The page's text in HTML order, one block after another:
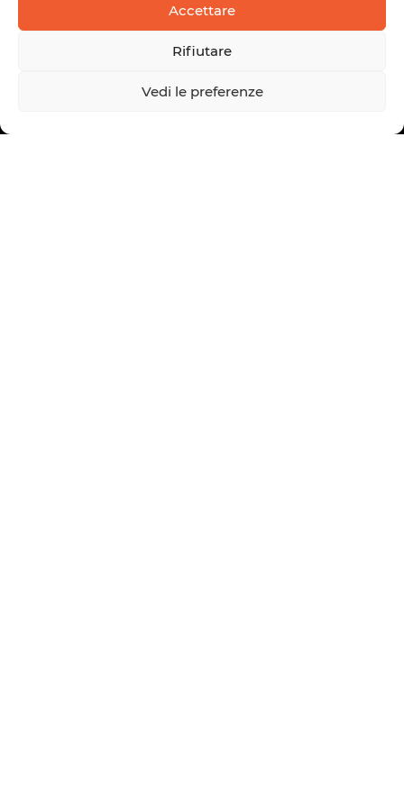
Accettare
Rifiutare
Vedi le preferenze